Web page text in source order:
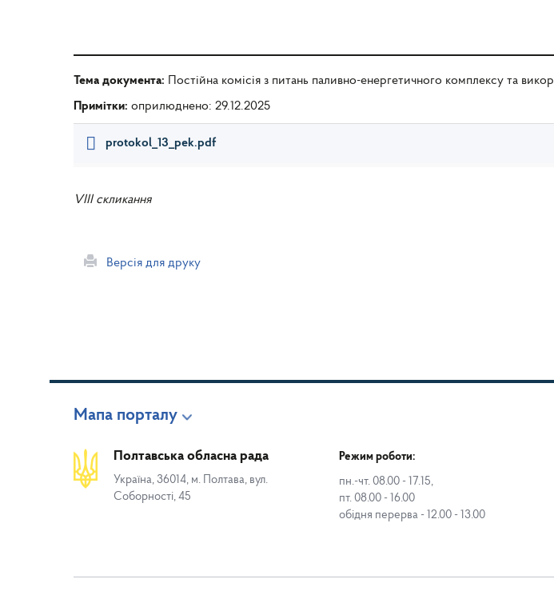
Тема документа:
Постійна комісія з питань паливно-енергетичного комплексу та
Примітки: оприлюднено: 29.12.2025
protokol_13_pek.pdf
VIII скликання
Версія для друку
Мапа порталу
Полтавська обласна рада
Україна, 36014, м. Полтава, вул.
Соборності, 45
Режим роботи:
пн.-чт. 08.00 - 17.15,
пт. 08.00 - 16.00
обідня перерва - 12.00 - 13.00